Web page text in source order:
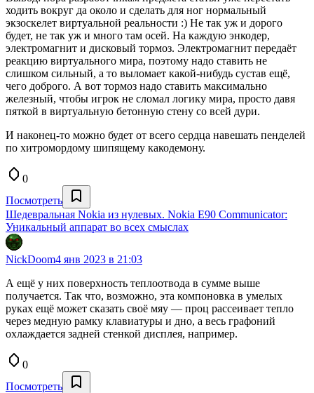
ходить вокруг да около и сделать для ног нормальный
экзоскелет виртуальной реальности :) Не так уж и дорого
будет, не так уж и много там осей. На каждую энкодер,
электромагнит и дисковый тормоз. Электромагнит передаёт
реакцию виртуального мира, поэтому надо ставить не
слишком сильный, а то выломает какой-нибудь сустав ещё,
чего доброго. А вот тормоз надо ставить максимально
железный, чтобы игрок не сломал логику мира, просто давя
пяткой в виртуальную бетонную стену со всей дури.
И наконец-то можно будет от всего сердца навешать пенделей
по хитромордому шипящему какодемону.
0
Посмотреть
Шедевральная Nokia из нулевых. Nokia E90 Communicator:
Уникальный аппарат во всех смыслах
NickDoom4 янв 2023 в 21:03
А ещё у них поверхность теплоотвода в сумме выше
получается. Так что, возможно, эта компоновка в умелых
руках ещё может сказать своё мяу — проц рассеивает тепло
через медную рамку клавиатуры и дно, а весь графоний
охлаждается задней стенкой дисплея, например.
0
Посмотреть